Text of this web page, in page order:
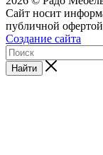
Сайт носит
публичной
Создание сайта
Найти